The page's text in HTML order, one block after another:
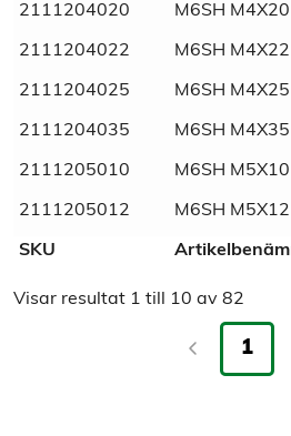
Material Rostfritt
Materialkvalité A4
Normnummer 933
2111204020 M6SH
2111204022 M6SH
2111204025 M6SH
2111204035 M6SH
2111205010 M6SH
2111205012 M6SH
SKU
Visar resultat 1 till 10 av 82
1